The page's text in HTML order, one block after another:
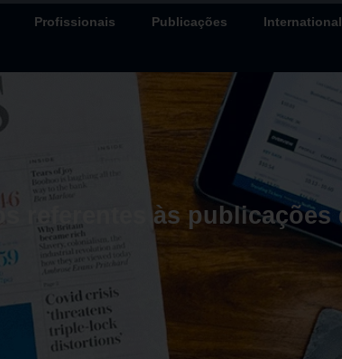
Profissionais Publicações International
referentes às publicações